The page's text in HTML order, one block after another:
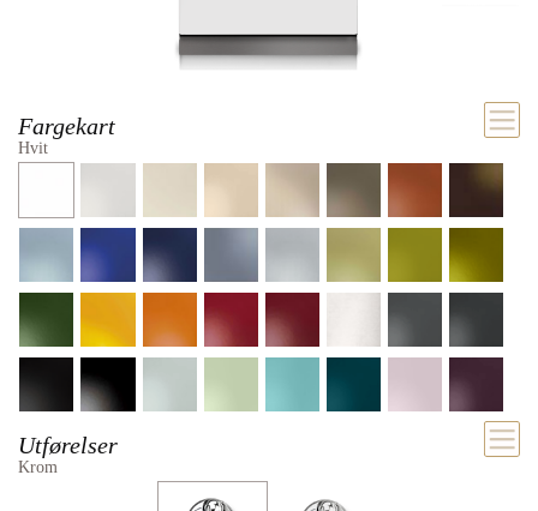
Fargekart
Hvit
Utførelser
Krom